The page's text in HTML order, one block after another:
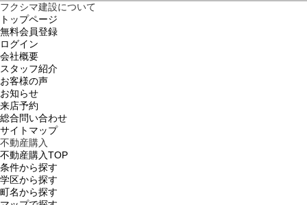
フクシマ建設について
トップページ
無料会員登録
ログイン
会社概要
スタッフ紹介
お客様の声
お知らせ
来店予約
総合問い合わせ
サイトマップ
不動産購入
不動産購入TOP
条件から探す
学区から探す
町名から探す